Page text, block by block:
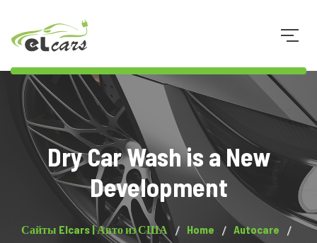
Dry Car Wash is a New
Development
Сайты Elcars | Авто из США Home
Autocare